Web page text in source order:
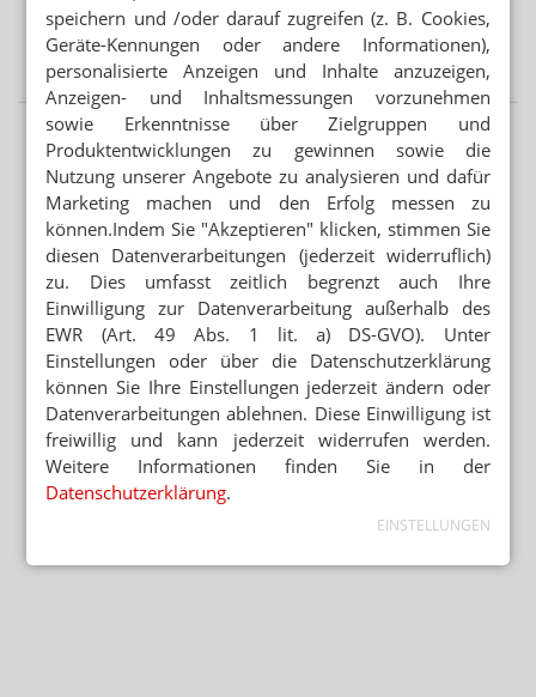
speichern und /oder darauf zugreifen (z. B. Cookies,
Geräte-Kennungen oder andere Informationen),
personalisierte Anzeigen und Inhalte anzuzeigen,
Anzeigen- und Inhaltsmessungen vorzunehmen
sowie Erkenntnisse über Zielgruppen und
Produktentwicklungen zu gewinnen sowie die
Nutzung unserer Angebote zu analysieren und dafür
Marketing machen und den Erfolg messen zu
können.Indem Sie "Akzeptieren" klicken, stimmen Sie
diesen Datenverarbeitungen (jederzeit widerruflich)
zu. Dies umfasst zeitlich begrenzt auch Ihre
Einwilligung zur Datenverarbeitung außerhalb des
EWR (Art. 49 Abs. 1 lit. a) DS-GVO). Unter
Einstellungen oder über die Datenschutzerklärung
können Sie Ihre Einstellungen jederzeit ändern oder
Datenverarbeitungen ablehnen. Diese Einwilligung ist
freiwillig und kann jederzeit widerrufen werden.
Weitere Informationen finden Sie in der
Datenschutzerklärung.
EINSTELLUNGEN
VORSICHT BEI SILYCHRISTIN ODER CHOLIN
Schilddrüse: DGE warnt vor NEM